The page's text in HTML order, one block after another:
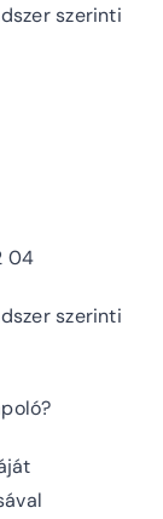
szerinti
04
szerinti